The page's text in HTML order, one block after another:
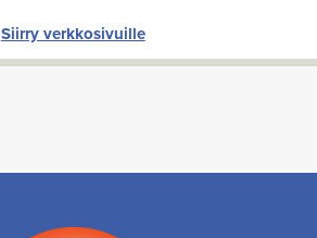
Siirry verkkosivuille